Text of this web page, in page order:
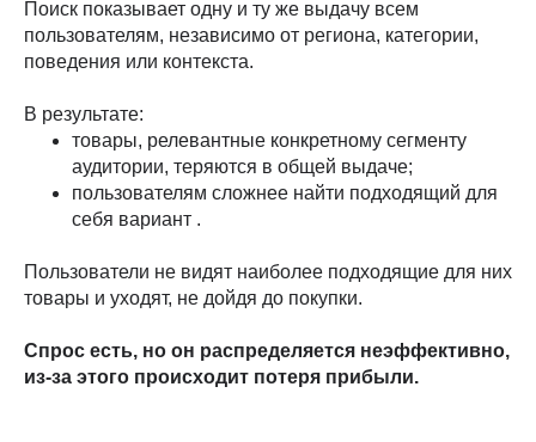
Поиск показывает одну и ту же выдачу всем
пользователям, независимо от региона, категории,
поведения или контекста.
В результате:
товары, релевантные конкретному сегменту
аудитории, теряются в общей выдаче;
пользователям сложнее найти подходящий для
себя вариант .
Пользователи не видят наиболее подходящие для них
товары и уходят, не дойдя до покупки.
Спрос есть, но он распределяется неэффективно,
из-за этого происходит потеря прибыли.